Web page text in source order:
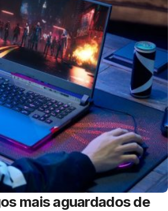
mais aguardados de